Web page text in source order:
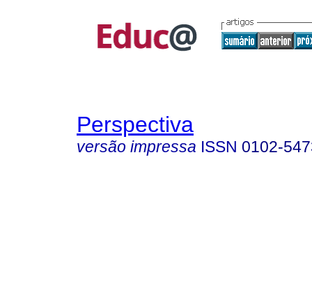
Perspectiva
versão impressa ISSN 0102-